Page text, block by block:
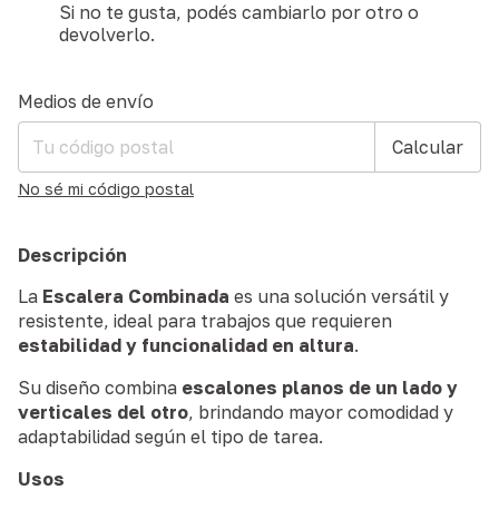
Si no te gusta, podés cambiarlo por otro o
devolverlo.
Entregas para el CP:
Medios de envío
Calcular
No sé mi código postal
Descripción
La Escalera Combinada es una solución versátil y
resistente, ideal para trabajos que requieren
estabilidad y funcionalidad en altura.
Su diseño combina escalones planos de un lado y
verticales del otro, brindando mayor comodidad y
adaptabilidad según el tipo de tarea.
Usos